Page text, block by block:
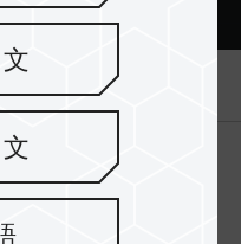
beliebter
exklusiv den